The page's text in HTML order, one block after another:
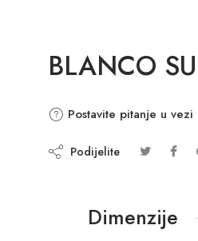
BLANCO
Postavite pitanje u
Podijelite
Dimenzije